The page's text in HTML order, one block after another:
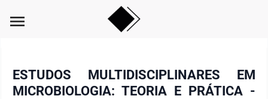
menu
ESTUDOS MULTIDISCIPLINARES EM
MICROBIOLOGIA: TEORIA E PRÁTICA -